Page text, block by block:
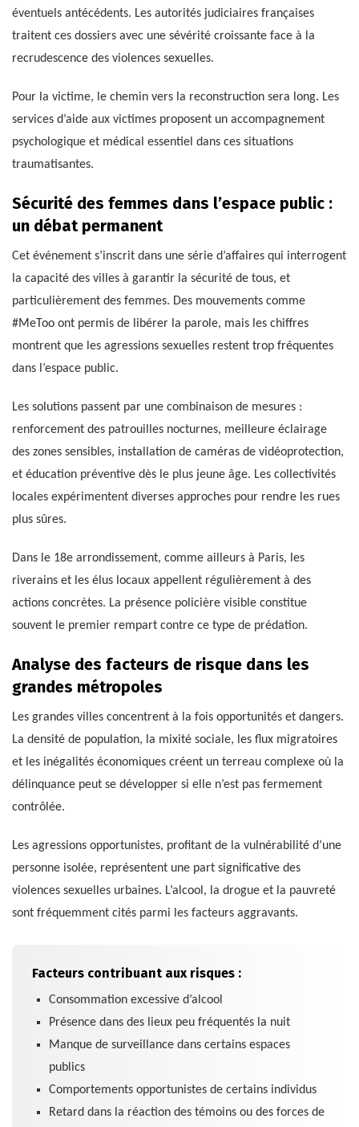
éventuels antécédents. Les autorités judiciaires françaises
traitent ces dossiers avec une sévérité croissante face à la
recrudescence des violences sexuelles.
Pour la victime, le chemin vers la reconstruction sera long. Les
services d’aide aux victimes proposent un accompagnement
psychologique et médical essentiel dans ces situations
traumatisantes.
Sécurité des femmes dans l’espace public :
un débat permanent
Cet événement s’inscrit dans une série d’affaires qui interrogent
la capacité des villes à garantir la sécurité de tous, et
particulièrement des femmes. Des mouvements comme
#MeToo ont permis de libérer la parole, mais les chiffres
montrent que les agressions sexuelles restent trop fréquentes
dans l’espace public.
Les solutions passent par une combinaison de mesures :
renforcement des patrouilles nocturnes, meilleure éclairage
des zones sensibles, installation de caméras de vidéoprotection,
et éducation préventive dès le plus jeune âge. Les collectivités
locales expérimentent diverses approches pour rendre les rues
plus sûres.
Dans le 18e arrondissement, comme ailleurs à Paris, les
riverains et les élus locaux appellent régulièrement à des
actions concrètes. La présence policière visible constitue
souvent le premier rempart contre ce type de prédation.
Analyse des facteurs de risque dans les
grandes métropoles
Les grandes villes concentrent à la fois opportunités et dangers.
La densité de population, la mixité sociale, les flux migratoires
et les inégalités économiques créent un terreau complexe où la
délinquance peut se développer si elle n’est pas fermement
contrôlée.
Les agressions opportunistes, profitant de la vulnérabilité d’une
personne isolée, représentent une part significative des
violences sexuelles urbaines. L’alcool, la drogue et la pauvreté
sont fréquemment cités parmi les facteurs aggravants.
Facteurs contribuant aux risques :
Consommation excessive d’alcool
Présence dans des lieux peu fréquentés la nuit
Manque de surveillance dans certains espaces
publics
Comportements opportunistes de certains individus
Retard dans la réaction des témoins ou des forces de